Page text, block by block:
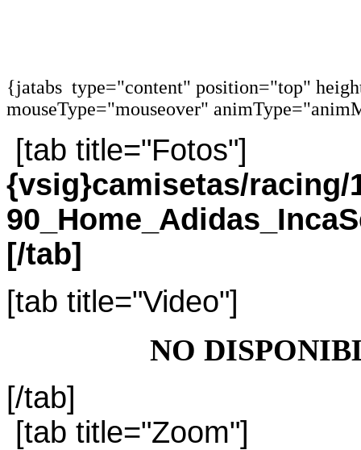
{jatabs type="content" position="top"
mouseType="mouseover"
[tab title="Fotos"]
{vsig}camisetas/racing/
[/tab]
[tab title="Video"]
NO
[/tab]
[tab title="Zoom"]